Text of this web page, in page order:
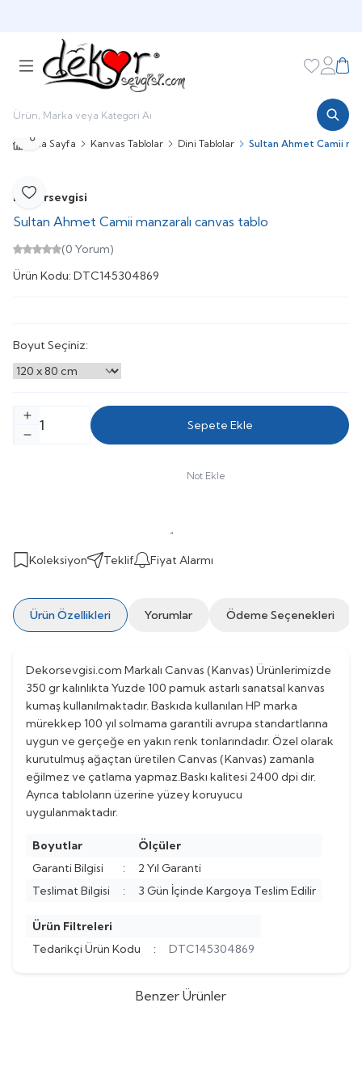
Favorilerim
Ana Sayfa Kanvas Tablolar Dini Tablolar Sultan Ahmet Camii
Favoriye Ekle
Paylaş
Dekorsevgisi
Sultan Ahmet Camii manzaralı canvas tablo
(0 Yorum)
Ürün Kodu: DTC145304869
Boyut Seçiniz:
Sepete Ekle
Not Ekle
Koleksiyon Teklif Fiyat Alarmı
Ürün Özellikleri Yorumlar Ödeme Seçenekleri
Dekorsevgisi.com Markalı Canvas (Kanvas) Ürünlerimizde
350 gr kalınlıkta Yuzde 100 pamuk astarlı sanatsal kanvas
kumaş kullanılmaktadır. Baskıda kullanılan HP marka
mürekkep 100 yıl solmama garantili avrupa standartlarına
uygun ve gerçeğe en yakın renk tonlarındadır. Özel olarak
kurutulmuş ağaçtan üretilen Canvas (Kanvas) zamanla
eğilmez ve çatlama yapmaz.Baskı kalitesi 2400 dpi dir.
Ayrıca tabloların üzerine yüzey koruyucu
uygulanmaktadır.
Boyutlar
Ölçüler
Garanti Bilgisi
:
2 Yıl Garanti
Teslimat Bilgisi
: 3 Gün İçinde Kargoya Teslim Edilir
Ürün Filtreleri
Tedarikçi Ürün Kodu
: DTC145304869
Benzer Ürünler